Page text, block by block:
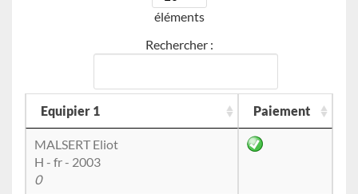
éléments
Rechercher :
Equipier 1 Paiement
MALSERT Eliot
H - fr - 2003
0